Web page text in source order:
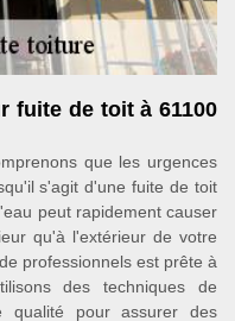
fuite de toit à 61100
que les urgences
s'agit d'une fuite de toit
peut rapidement causer
qu'à l'extérieur de votre
professionnels est prête à
des techniques de
qualité pour assurer des